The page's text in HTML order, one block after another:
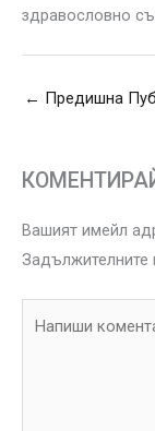
здравословно
← Предишна
Вашият имейл
Задължителните